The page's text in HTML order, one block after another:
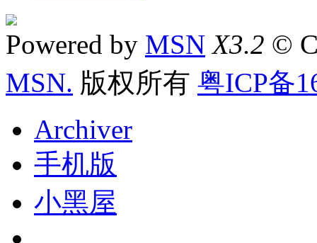
Powered by MSN X3.2 ©
MSN. 版权所有 粤ICP备
Archiver
手机版
小黑屋